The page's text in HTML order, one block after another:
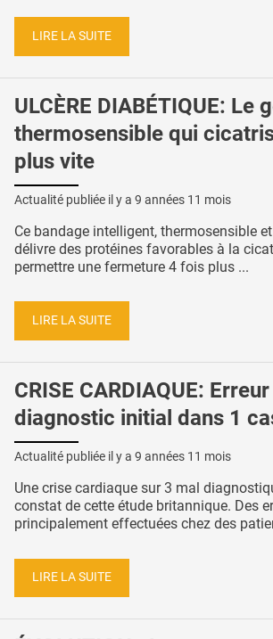
LIRE LA SUITE
ULCÈRE DIABÉTIQUE: Le
thermosensible qui
plus vite
Actualité publiée il y a 9 années 11 mois
Ce bandage intelligent, thermosensible
délivre des protéines favorables à la
permettre une fermeture 4 fois plus ...
LIRE LA SUITE
CRISE CARDIAQUE:
diagnostic initial dans 1
Actualité publiée il y a 9 années 11 mois
Une crise cardiaque sur 3 mal
constat de cette étude britannique. Des
principalement effectuées chez des
LIRE LA SUITE